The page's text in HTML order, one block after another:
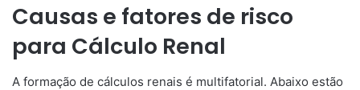
Causas e fatores de risco
para Cálculo Renal
A formação de cálculos renais é multifatorial. Abaixo estão